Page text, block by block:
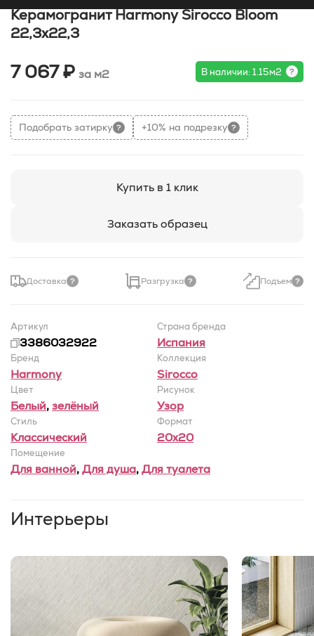
Керамогранит Harmony Sirocco Bloom
22,3x22,3
7 067 ₽ за м2 В наличии: 1.15м2
Подобрать затирку +10% на подрезку
Купить в 1 клик
Заказать образец
Доставка Разгрузка Подъем
Артикул
3386032922
Страна бренда
Испания
Бренд
Harmony
Коллекция
Sirocco
Цвет
Белый,зелёный
Рисунок
Узор
Стиль
Классический
Формат
20x20
Помещение
Для ванной,Для душа,Для туалета
Интерьеры